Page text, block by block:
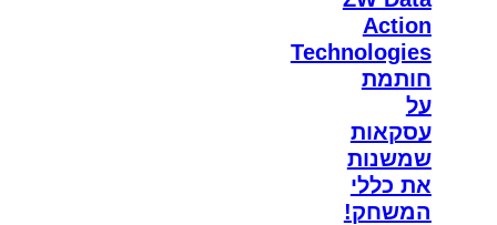
Action
Technologies
חותמת
על
עסקאות
שמשנות
את כללי
המשחק!